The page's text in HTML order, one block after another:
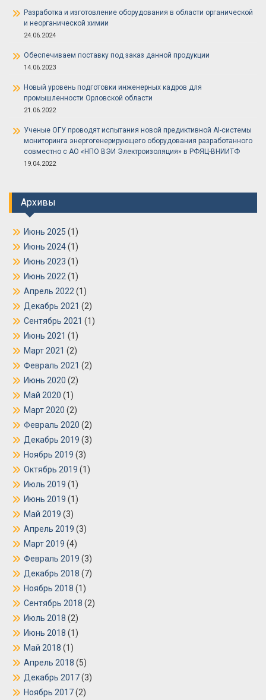
Разработка и изготовление оборудования в области органической
и неорганической химии
24.06.2024
Обеспечиваем поставку под заказ данной продукции
14.06.2023
Новый уровень подготовки инженерных кадров для
промышленности Орловской области
21.06.2022
Ученые ОГУ проводят испытания новой предиктивной AI-системы
мониторинга энергогенерирующего оборудования разработанного
совместно с АО «НПО ВЭИ Электроизоляция» в РФЯЦ-ВНИИТФ
19.04.2022
Архивы
Июнь 2025 (1)
Июнь 2024(1)
Июнь 2023 (1)
Июнь 2022 (1)
Апрель 2022 (1)
Декабрь 2021 (2)
Сентябрь 2021 (1)
Июнь 2021 (1)
Март 2021 (2)
Февраль 2021 (2)
Июнь 2020 (2)
Май 2020 (1)
Март 2020 (2)
Февраль 2020 (2)
Декабрь 2019 (3)
Ноябрь 2019 (3)
Октябрь 2019 (1)
Июль 2019 (1)
Июнь 2019 (1)
Май 2019 (3)
Апрель 2019 (3)
Март 2019 (4)
Февраль 2019 (3)
Декабрь 2018 (7)
Ноябрь 2018 (1)
Сентябрь 2018 (2)
Июль 2018 (2)
Июнь 2018 (1)
Май 2018 (1)
Апрель 2018 (5)
Декабрь 2017(3)
Ноябрь 2017(2)